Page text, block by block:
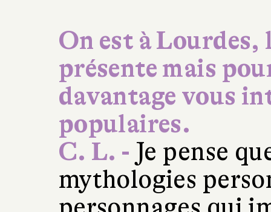
On est à
présente mais
davantage vous
populaires.
C. L. - Je pense
mythologies